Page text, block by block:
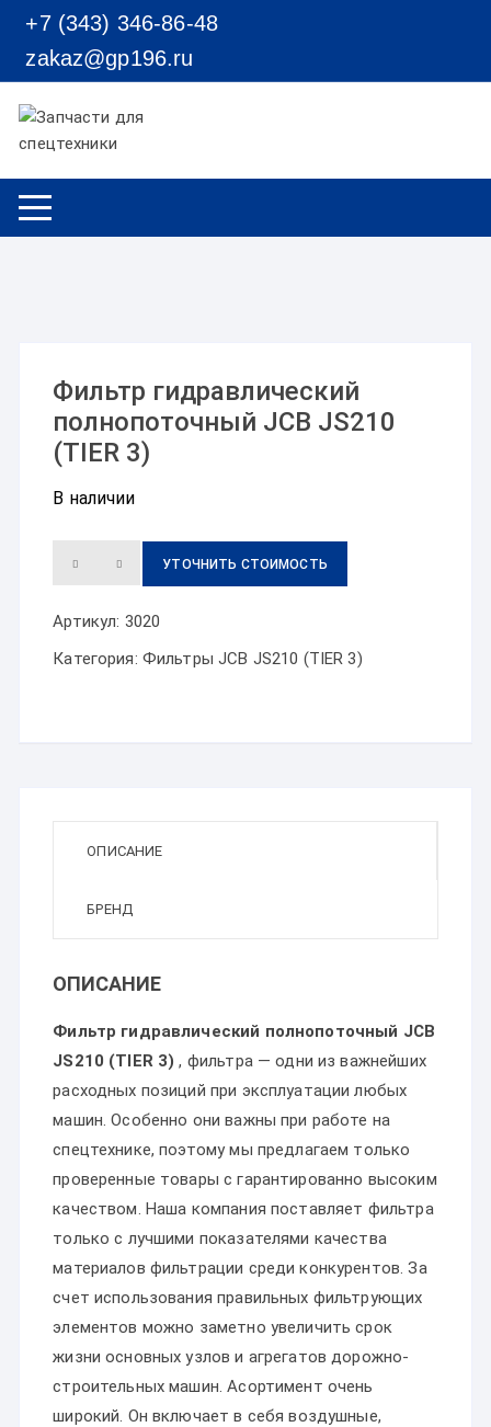
Перейти к содержимому
+7 (343) 346-86-48
zakaz@gp196.ru
Фильтр гидравлический
полнопоточный JCB JS210
(TIER 3)
В наличии
УТОЧНИТЬ СТОИМОСТЬ
Артикул: 3020
Категория: Фильтры JCB JS210 (TIER 3)
ОПИСАНИЕ
БРЕНД
ОПИСАНИЕ
Фильтр гидравлический полнопоточный JCB
JS210 (TIER 3) , фильтра — одни из важнейших
расходных позиций при эксплуатации любых
машин. Особенно они важны при работе на
спецтехнике, поэтому мы предлагаем только
проверенные товары с гарантированно высоким
качеством. Наша компания поставляет фильтра
только с лучшими показателями качества
материалов фильтрации среди конкурентов. За
счет использования правильных фильтрующих
элементов можно заметно увеличить срок
жизни основных узлов и агрегатов дорожно-
строительных машин. Асортимент очень
широкий. Он включает в себя воздушные,